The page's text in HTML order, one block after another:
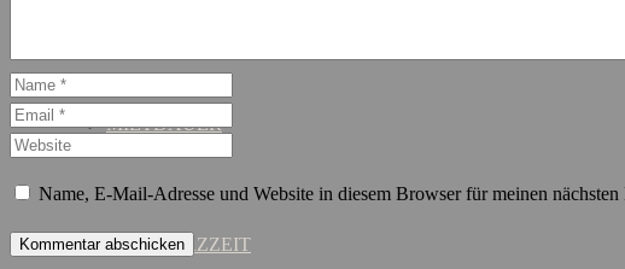
MIETDAUER
KURZZEIT
Name, E-Mail-Adresse und Website in diesem Browser für meinen